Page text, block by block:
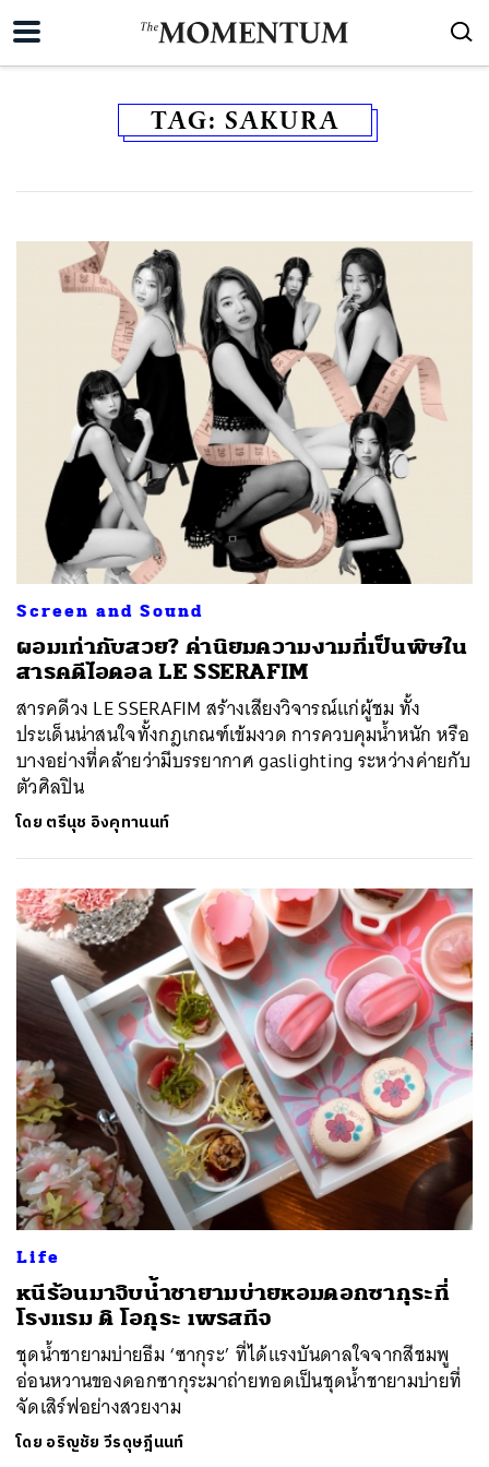
TAG: SAKURA
Screen and Sound
ผอมเท่ากับสวย? ค่านิยมความงามที่เป็นพิษใน
สารคดีไอดอล LE SSERAFIM
สารคดีวง LE SSERAFIM สร้างเสียงวิจารณ์แก่ผู้ชม ทั้ง
ประเด็นน่าสนใจทั้งกฎเกณฑ์เข้มงวด การควบคุมน้ำหนัก หรือ
บางอย่างที่คล้ายว่ามีบรรยากาศ gaslighting ระหว่างค่ายกับ
ตัวศิลปิน
โดย ตรีนุช อิงคุทานนท์
Life
หนีร้อนมาจิบน้ำชายามบ่ายหอมดอกซากุระที่
โรงแรม ดิ โอกุระ เพรสทีจ
ชุดน้ำชายามบ่ายธีม ‘ซากุระ’ ที่ได้แรงบันดาลใจจากสีชมพู
อ่อนหวานของดอกซากุระมาถ่ายทอดเป็นชุดน้ำชายามบ่ายที่
จัดเสิร์ฟอย่างสวยงาม
โดย อริญชัย วีรดุษฎีนนท์
SHARE TWEET LINE EMAIL